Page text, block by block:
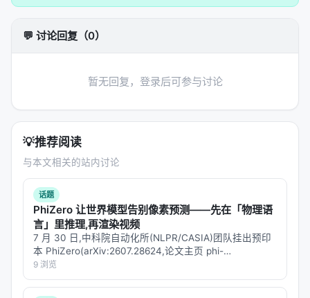
| 灵活、可解释 | 延迟、错误传播 | | 优化目标 | 相关
贴近业务 | 标注稀缺 | | 评测 | Offline / Online /
Human | nDCG、MRR、LLM-as-judge、A/B | 可对
比 | 与真实满意度偏差 |
代表工作对比
generative IR
Late interaction（如 ColBERT）：精度更高但索
引更大；
Generative IR：以生成 token 或 docid 直接“生
成”文档，简化级联；
Agentic：将搜索建模为序贯决策，支持多跳与自我
反思。
💬 讨论回复（0）
暂无回复，登录后可参与讨论
💡推荐阅读
与本文相关的站内讨论
话题
PhiZero 让世界模型告别像素预测——先在「物理语
言」里推理,再渲染视频
7 月 30 日,中科院自动化所(NLPR/CASIA)团队挂出预印
本 PhiZero(arXiv:2607.28624,论文主页 phi-
zero.github.io),给「物理 AI / 世界模型 / 具身智能」这一
波研究提供了一个新…
9 浏览